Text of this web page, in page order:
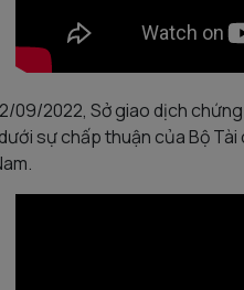
09/2022, Sở giao dịch
sự chấp thuận của Bộ